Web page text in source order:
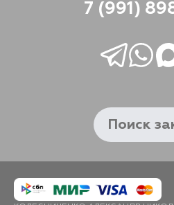
7 (991)
Поиск